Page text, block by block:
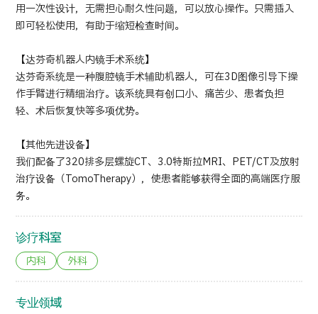
用一次性设计，无需担心耐久性问题，可以放心操作。只需插入
即可轻松使用，有助于缩短检查时间。
【达芬奇机器人内镜手术系统】
达芬奇系统是一种腹腔镜手术辅助机器人，可在3D图像引导下操
作手臂进行精细治疗。该系统具有创口小、痛苦少、患者负担
轻、术后恢复快等多项优势。
【其他先进设备】
我们配备了320排多层螺旋CT、3.0特斯拉MRI、PET/CT及放射
治疗设备（TomoTherapy），使患者能够获得全面的高端医疗服
务。
诊疗科室
内科 外科
专业领域